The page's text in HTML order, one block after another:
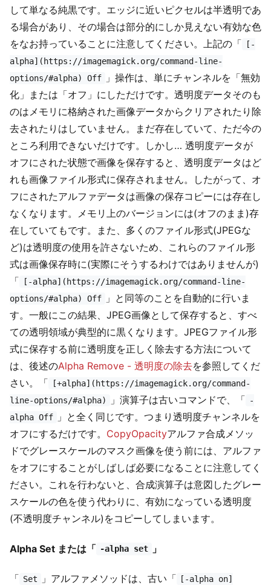
して単なる純黒です。エッジに近いピクセルは半透明であ
る場合があり、その場合は部分的にしか見えない有効な色
をなお持っていることに注意してください。上記の「
[-
alpha](https://imagemagick.org/command-line-
options/#alpha) Off
」操作は、単にチャンネルを「無効
化」または「オフ」にしただけです。透明度データそのも
のはメモリに格納された画像データからクリアされたり除
去されたりはしていません。まだ存在していて、ただ今の
ところ利用できないだけです。しかし… 透明度データが
オフにされた状態で画像を保存すると、透明度データはど
れも画像ファイル形式に保存されません。したがって、オ
フにされたアルファデータは画像の保存コピーには存在し
なくなります。メモリ上のバージョンには(オフのまま)存
在していてもです。また、多くのファイル形式(JPEGな
ど)は透明度の使用を許さないため、これらのファイル形
式は画像保存時に(実際にそうするわけではありませんが)
「
[-alpha](https://imagemagick.org/command-line-
options/#alpha) Off
」と同等のことを自動的に行いま
す。一般にこの結果、JPEG画像として保存すると、すべ
ての透明領域が典型的に黒くなります。JPEGファイル形
式に保存する前に透明度を正しく除去する方法について
は、後述のAlpha Remove - 透明度の除去を参照してくだ
さい。「
[+alpha](https://imagemagick.org/command-
line-options/#alpha)
」演算子は古いコマンドで、「 -
alpha Off
」と全く同じです。つまり透明度チャンネルを
オフにするだけです。 CopyOpacityアルファ合成メソッ
ドでグレースケールのマスク画像を使う前には、アルファ
をオフにすることがしばしば必要になることに注意してく
ださい。これを行わないと、合成演算子は意図したグレー
スケールの色を使う代わりに、有効になっている透明度
(不透明度チャンネル)をコピーしてしまいます。
Alpha Set または「 -alpha set 」
「 Set 」アルファメソッドは、古い「
[-alpha on]